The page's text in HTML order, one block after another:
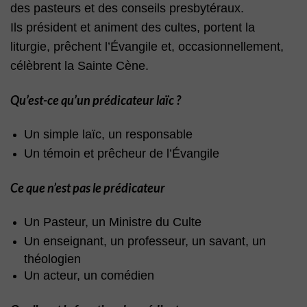
des pasteurs et des conseils presbytéraux.
Ils président et animent des cultes, portent la
liturgie, prêchent l’Évangile et, occasionnellement,
célèbrent la Sainte Cène.
Qu’est-ce qu’un prédicateur laïc ?
Un simple laïc, un responsable
Un témoin et prêcheur de l’Évangile
Ce que n’est pas le prédicateur
Un Pasteur, un Ministre du Culte
Un enseignant, un professeur, un savant, un
théologien
Un acteur, un comédien